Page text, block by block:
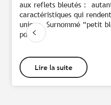
aux reflets bleutés :
caractéristiques qui
unique. Surnommé “petit
pour...
Lire la suite